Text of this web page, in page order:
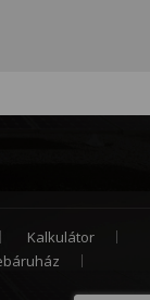
Kalkulátor